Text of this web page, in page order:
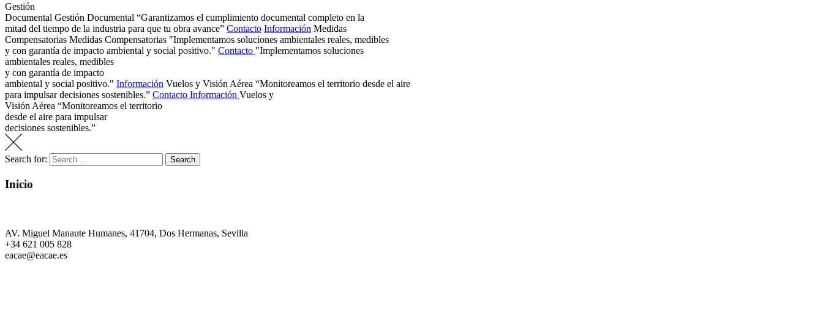
Gestión
Documental Gestión Documental “Garantizamos el cumplimiento documental completo en la
mitad del tiempo de la industria para que tu obra avance” Contacto Información Medidas
Compensatorias Medidas Compensatorias "Implementamos soluciones ambientales reales, medibles
y con garantía de impacto ambiental y social positivo." Contacto "Implementamos soluciones
ambientales reales, medibles
y con garantía de impacto
ambiental y social positivo." Información Vuelos y Visión Aérea “Monitoreamos el territorio desde el aire
para impulsar decisiones sostenibles.” Contacto Información Vuelos y
Visión Aérea “Monitoreamos el territorio
desde el aire para impulsar
decisiones sostenibles.”
Search for: Search
Inicio
AV. Miguel Manaute Humanes, 41704, Dos Hermanas, Sevilla
+34 621 005 828
eacae@eacae.es